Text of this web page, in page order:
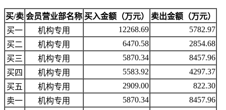
买/卖 会员营业部名称 买入金额（万元）
卖出金额（万元）
买一
机构专用 12268.69
5782.97
买二
机构专用 6470.58
2854.68
买三
机构专用 5870.34
8457.96
买四
机构专用 5583.92
4297.37
买五
机构专用 2909.00
822.30
卖一
机构专用 5870.34
8457.96